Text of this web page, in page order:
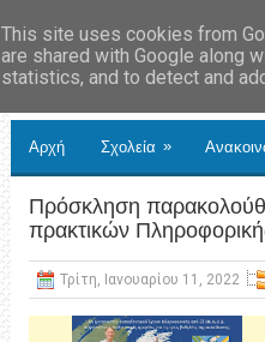
Αρχή Σχολεία »
Πρόσκληση
πρακτικών
Τρίτη, Ιανουαρίου 11, 2022
This site uses cookies from
are shared with Google along
statistics, and to detect and